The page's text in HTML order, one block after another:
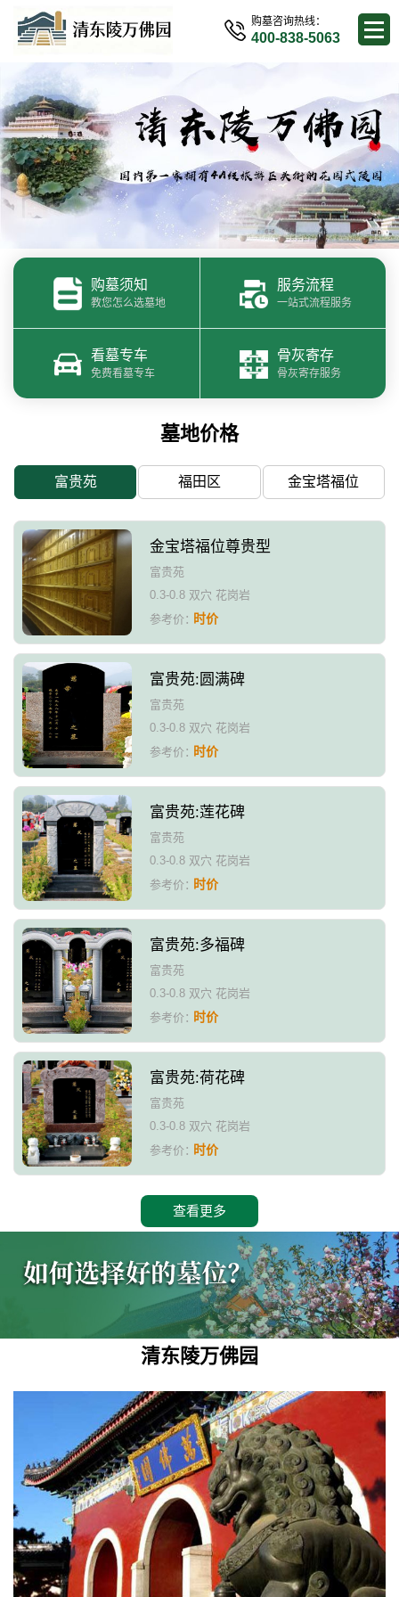
购墓咨询热线：
400-838-5063
购墓须知
教您怎么选墓地
服务流程
一站式流程服务
看墓专车
免费看墓专车
骨灰寄存
骨灰寄存服务
墓地价格
富贵苑 福田区 金宝塔福位
金宝塔福位尊贵型
富贵苑
0.3-0.8 双穴 花岗岩
参考价：时价
富贵苑:圆满碑
富贵苑
0.3-0.8 双穴 花岗岩
参考价：时价
富贵苑:莲花碑
富贵苑
0.3-0.8 双穴 花岗岩
参考价：时价
富贵苑:多福碑
富贵苑
0.3-0.8 双穴 花岗岩
参考价：时价
富贵苑:荷花碑
富贵苑
0.3-0.8 双穴 花岗岩
参考价：时价
查看更多
清东陵万佛园